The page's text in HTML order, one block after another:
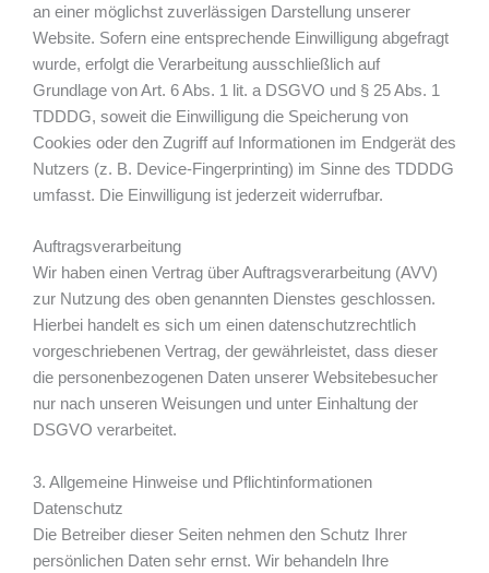
an einer möglichst zuverlässigen Darstellung unserer
Website. Sofern eine entsprechende Einwilligung abgefragt
wurde, erfolgt die Verarbeitung ausschließlich auf
Grundlage von Art. 6 Abs. 1 lit. a DSGVO und § 25 Abs. 1
TDDDG, soweit die Einwilligung die Speicherung von
Cookies oder den Zugriff auf Informationen im Endgerät des
Nutzers (z. B. Device-Fingerprinting) im Sinne des TDDDG
umfasst. Die Einwilligung ist jederzeit widerrufbar.
Auftragsverarbeitung
Wir haben einen Vertrag über Auftragsverarbeitung (AVV)
zur Nutzung des oben genannten Dienstes geschlossen.
Hierbei handelt es sich um einen datenschutzrechtlich
vorgeschriebenen Vertrag, der gewährleistet, dass dieser
die personenbezogenen Daten unserer Websitebesucher
nur nach unseren Weisungen und unter Einhaltung der
DSGVO verarbeitet.
3. Allgemeine Hinweise und Pflicht­informationen
Datenschutz
Die Betreiber dieser Seiten nehmen den Schutz Ihrer
persönlichen Daten sehr ernst. Wir behandeln Ihre